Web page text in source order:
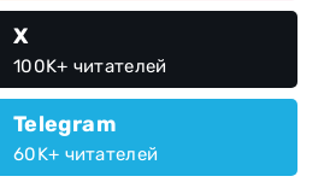
X
100K+ читателей
Telegram
60K+ читателей